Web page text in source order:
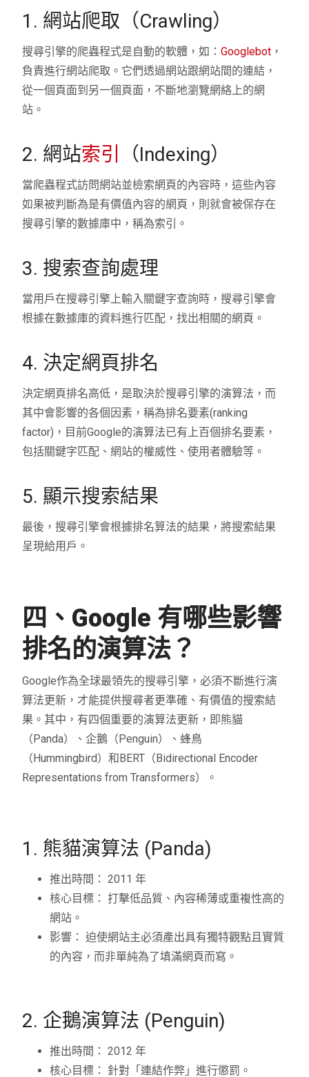
1. 網站爬取（Crawling）
搜尋引擎的爬蟲程式是自動的軟體，如：Googlebot ，
負責進行網站爬取。它們透過網站跟網站間的連結，
從一個頁面到另一個頁面，不斷地瀏覽網絡上的網
站。
2. 網站索引 （Indexing）
當爬蟲程式訪問網站並檢索網頁的內容時，這些內容
如果被判斷為是有價值內容的網頁，則就會被保存在
搜尋引擎的數據庫中，稱為索引。
3. 搜索查詢處理
當用戶在搜尋引擎上輸入關鍵字查詢時，搜尋引擎會
根據在數據庫的資料進行匹配，找出相關的網頁。
4. 決定網頁排名
決定網頁排名高低，是取決於搜尋引擎的演算法，而
其中會影響的各個因素，稱為排名要素(ranking
factor)，目前Google的演算法已有上百個排名要素，
包括關鍵字匹配、網站的權威性、使用者體驗等。
5. 顯示搜索結果
最後，搜尋引擎會根據排名算法的結果，將搜索結果
呈現給用戶。
四、Google 有哪些影響
排名的演算法？
Google作為全球最領先的搜尋引擎，必須不斷進行演
算法更新，才能提供搜尋者更準確、有價值的搜索結
果。其中，有四個重要的演算法更新，即熊貓
（Panda）、企鵝（Penguin）、蜂鳥
（Hummingbird）和BERT（Bidirectional Encoder
Representations from Transformers）。
1. 熊貓演算法 (Panda)
推出時間： 2011 年
核心目標： 打擊低品質、內容稀薄或重複性高的
網站。
影響： 迫使網站主必須產出具有獨特觀點且實質
的內容，而非單純為了填滿網頁而寫。
2. 企鵝演算法 (Penguin)
推出時間： 2012 年
核心目標： 針對「連結作弊」進行懲罰。